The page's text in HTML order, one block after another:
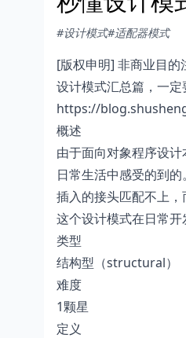
#设计模式#适配器模式
[版权申明] 非商业目
设计模式汇总篇，一定
https://
概述
由于面向对象程序设
日常生活中感受的到
插入的接头匹配不上，
这个设计模式在日常开
类型
结构型（structural）
难度
1颗星
定义